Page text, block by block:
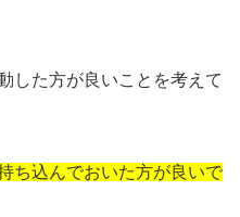
した方が良いことを考えて
ち込んでおいた方が良いで